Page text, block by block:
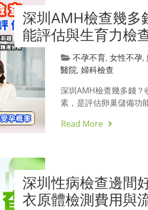
深圳AMH檢查幾多
能評估與生育力檢
不孕不育,女性不孕,
醫院,婦科檢查
深圳AMH檢查幾多錢？
素，是評估卵巢儲備
Read More
深圳性病檢查邊間
衣原體檢測費用與